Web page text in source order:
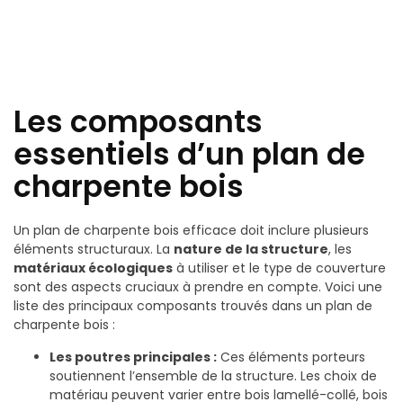
Les composants
essentiels d’un plan de
charpente bois
Un plan de charpente bois efficace doit inclure plusieurs
éléments structuraux. La nature de la structure, les
matériaux écologiques à utiliser et le type de couverture
sont des aspects cruciaux à prendre en compte. Voici une
liste des principaux composants trouvés dans un plan de
charpente bois :
Les poutres principales : Ces éléments porteurs
soutiennent l’ensemble de la structure. Les choix de
matériau peuvent varier entre bois lamellé-collé, bois